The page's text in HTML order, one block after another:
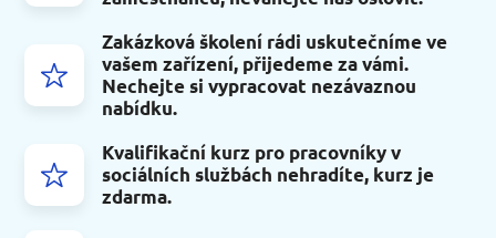
Zakázková školení rádi uskutečníme ve
vašem zařízení, přijedeme za vámi.
Nechejte si vypracovat nezávaznou
nabídku.
Kvalifikační kurz pro pracovníky v
sociálních službách nehradíte, kurz je
zdarma.